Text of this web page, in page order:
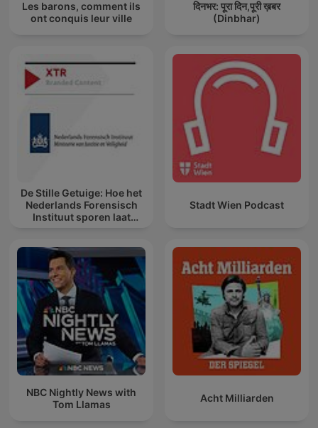
Les barons, comment ils
ont conquis leur ville
दिनभर: पूरा दिन,पूरी ख़बर
(Dinbhar)
De Stille Getuige: Hoe het
Nederlands Forensisch
Instituut sporen laat
Stadt Wien Podcast
NBC Nightly News with
Tom Llamas
Acht Milliarden